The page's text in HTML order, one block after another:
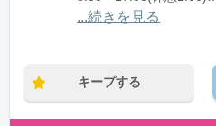
12:00〜21:00(休憩1:00)
...続きを見る
キープする